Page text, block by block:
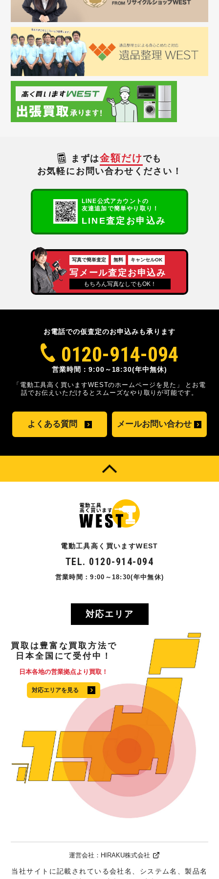
まずは金額だけ でも
お気軽にお問い合わせください！
LINE公式アカウントの
友達追加で簡単やり取り！
LINE査定お申込み
写真で簡単査定 無料 キャンセルOK
写メール査定お申込み
もちろん写真なしでもOK！
お電話での仮査定のお申込みも承ります
0120-914-094
営業時間：9:00～18:30(年中無休)
「電動工具高く買いますWESTのホームページを見た」
とお電
話でお伝えいただけるとスムーズなやり取りが可能です。
よくある質問 メールお問い合わせ
電動工具高く買いますWEST
TEL. 0120-914-094
営業時間：9:00～18:30(年中無休)
対応エリア
買取 は 豊富な買取方法で
日本全国 にて 受付中！
日本各地の営業拠点より買取！
対応エリアを見る
運営会社： HIRAKU株式会社
当社サイトに記載されている会社名、システム名、製品名